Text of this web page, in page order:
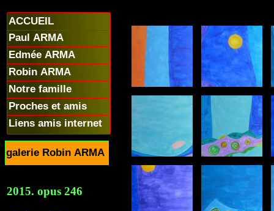
2015. opus 246
ACCUEIL
Paul ARMA
Edmée ARMA
Robin ARMA
Notre famille
Proches et amis
Liens amis internet
galerie Robin ARMA